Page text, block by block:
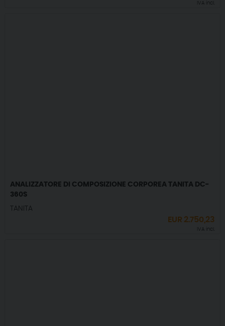
IVA incl.
ANALIZZATORE DI COMPOSIZIONE CORPOREA TANITA DC-
360S
TANITA
EUR 2.750,23
IVA incl.